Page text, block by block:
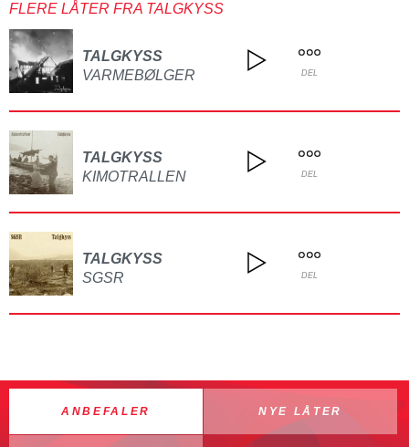
FLERE LÅTER FRA TALGKYSS
TALGKYSS
VARMEBØLGER
DEL
TALGKYSS
KIMOTRALLEN
DEL
TALGKYSS
SGSR
DEL
ANBEFALER NYE LÅTER